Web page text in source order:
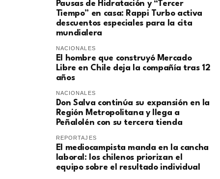
Pausas de Hidratación y “Tercer
Tiempo” en casa: Rappi Turbo activa
descuentos especiales para la cita
mundialera
NACIONALES
El hombre que construyó Mercado
Libre en Chile deja la compañía tras 12
años
NACIONALES
Don Salva continúa su expansión en la
Región Metropolitana y llega a
Peñalolén con su tercera tienda
REPORTAJES
El mediocampista manda en la cancha
laboral: los chilenos priorizan el
equipo sobre el resultado individual